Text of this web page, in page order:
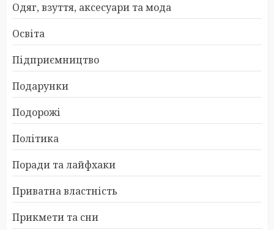
Одяг, взуття, аксесуари та мода
Освіта
Підприємництво
Подарунки
Подорожі
Політика
Поради та лайфхаки
Приватна властність
Прикмети та сни